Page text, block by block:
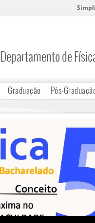
Departamento de
Graduação Pós-